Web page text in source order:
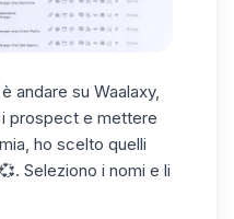
andare su Waalaxy,
prospect e mettere
ho scelto quelli
Seleziono i nomi e li